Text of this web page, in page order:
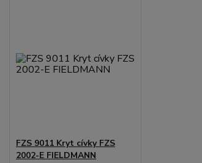
FZS 9011 Kryt cívky FZS
2002-E FIELDMANN